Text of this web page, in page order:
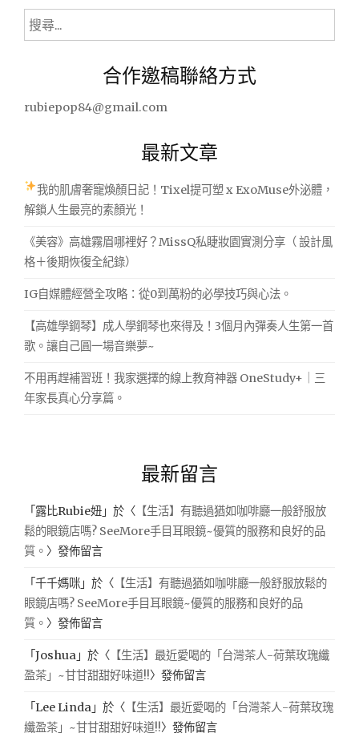
吧!"
搜
尋
合作邀稿聯絡方式
rubiepop84@gmail.com
最新文章
我的肌膚奢寵煥顏日記！Tixel提可塑 x ExoMuse外泌體，
解鎖人生最亮的素顏光！
《美容》高雄霧眉哪裡好？MissQ私睫妝園實測分享（ 設計風
格＋後期恢復全紀錄）
IG自媒體經營全攻略：從0到萬粉的必學技巧與心法。
【高雄學鋼琴】成人學鋼琴也來得及！3個月內彈奏人生第一首
歌。讓自己圓一場音樂夢~
不用再趕補習班！我家選擇的線上教育神器 OneStudy+｜三
年家長真心分享篇。
最新留言
「 露比Rubie妞 」於〈 【生活】有聽過猶如咖啡廳一般舒服放
鬆的眼鏡店嗎? SeeMore手目耳眼鏡~優質的服務和良好的品
質。 〉發佈留言
「千千媽咪 」於〈 【生活】有聽過猶如咖啡廳一般舒服放鬆的
眼鏡店嗎? SeeMore手目耳眼鏡~優質的服務和良好的品
質。 〉發佈留言
「Joshua 」於〈 【生活】最近愛喝的「台灣茶人-荷葉玫瑰纖
盈茶」~甘甘甜甜好味道!!〉發佈留言
「Lee Linda 」於〈 【生活】最近愛喝的「台灣茶人-荷葉玫瑰
纖盈茶」~甘甘甜甜好味道!!〉發佈留言